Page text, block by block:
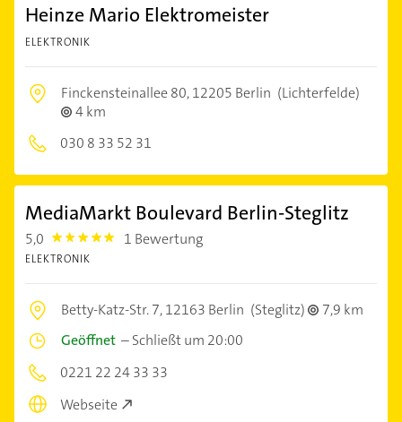
Heinze Mario Elektromeister
ELEKTRONIK
Finckensteinallee 80,12205 Berlin (Lichterfelde)
4 km
030 8 33 52 31
MediaMarkt Boulevard Berlin-Steglitz
5,0 5.0 1 Bewertung
ELEKTRONIK
Betty-Katz-Str. 7,12163 Berlin (Steglitz)
7,9 km
Geöffnet –Schließt um 20:00
0221 22 24 33 33
Webseite